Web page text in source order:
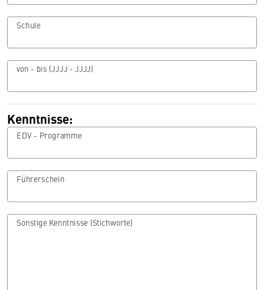
Schule
von - bis (JJJJ - JJJJ)
Kenntnisse:
EDV - Programme
Führerschein
Sonstige Kenntnisse (Stichworte)